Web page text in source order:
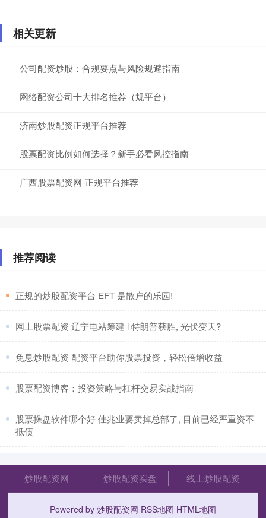
相关更新
公司配资炒股：合规要点与风险规避指南
网络配资公司十大排名推荐（规平台）
济南炒股配资正规平台推荐
股票配资比例如何选择？新手必看风控指南
广西股票配资网-正规平台推荐
推荐阅读
​正规的炒股配资平台 EFT 是散户的乐园!
​网上股票配资 辽宁电站筹建 l 特朗普获胜, 光伏变天?
​免息炒股配资 配资平台助你股票投资，轻松倍增收益
​股票配资博客：投资策略与杠杆交易实战指南
​股票操盘软件哪个好 佳兆业要卖掉总部了, 目前已经严重资不
抵债
炒股配资网 炒股配资实盘 线上炒股配资
Powered by 炒股配资网 RSS地图 HTML地图